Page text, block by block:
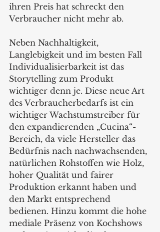
ihren Preis hat schreckt den
Verbraucher nicht mehr ab.
Neben Nachhaltigkeit,
Langlebigkeit und im besten Fall
Individualisierbarkeit ist das
Storytelling zum Produkt
wichtiger denn je. Diese neue Art
des Verbraucherbedarfs ist ein
wichtiger Wachstumstreiber für
den expandierenden „Cucina“-
Bereich, da viele Hersteller das
Bedürfnis nach nachwachsenden,
natürlichen Rohstoffen wie Holz,
hoher Qualität und fairer
Produktion erkannt haben und
den Markt entsprechend
bedienen. Hinzu kommt die hohe
mediale Präsenz von Kochshows